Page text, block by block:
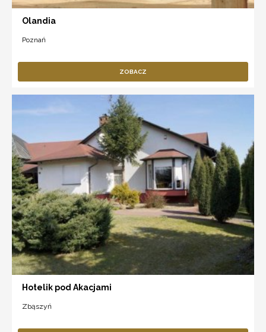
Olandia
Poznań
ZOBACZ
Hotelik pod Akacjami
Zbąszyń